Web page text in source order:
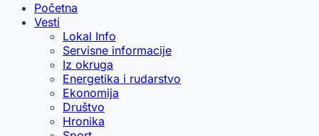
Početna
Vesti
Lokal Info
Servisne informacije
Iz okruga
Energetika i rudarstvo
Ekonomija
Društvo
Hronika